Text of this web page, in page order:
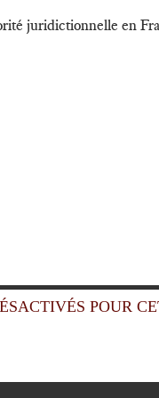
juridictionnelle en
POUR